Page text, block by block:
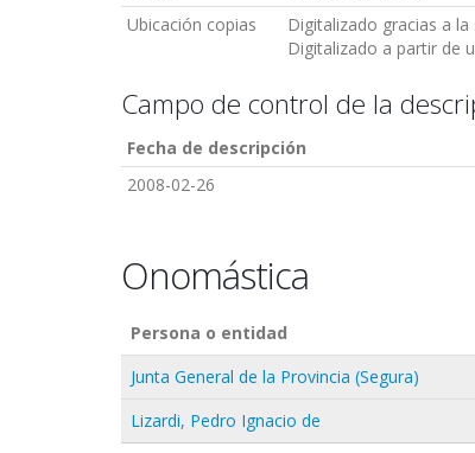
Ubicación copias
Digitalizado gracias a
Digitalizado a partir de
Campo de control de la
Fecha de descripción
2008-02-26
Onomástica
Persona o entidad
Junta General de la Provincia (Segura)
Lizardi, Pedro Ignacio de